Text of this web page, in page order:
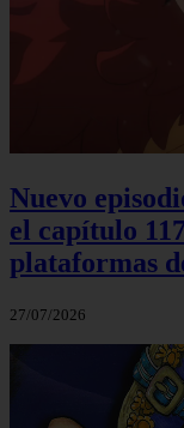
Nuevo
el capítulo
plataformas
27/07/2026